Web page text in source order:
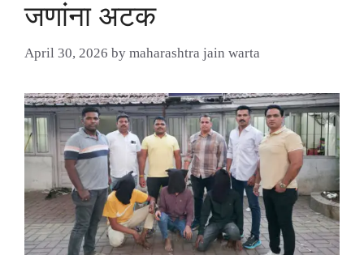
जणांना अटक
April 30, 2026 by maharashtra jain warta